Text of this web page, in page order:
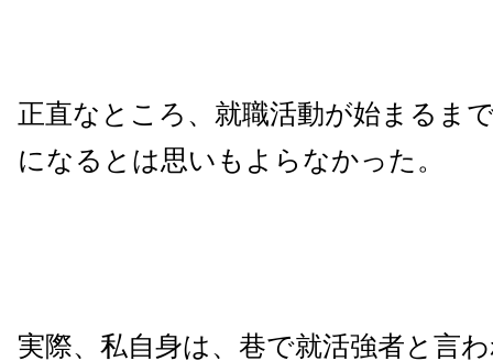
正直なところ、就職活動が始まるま
になるとは思いもよらなかった。
実際、私自身は、巷で就活強者と言